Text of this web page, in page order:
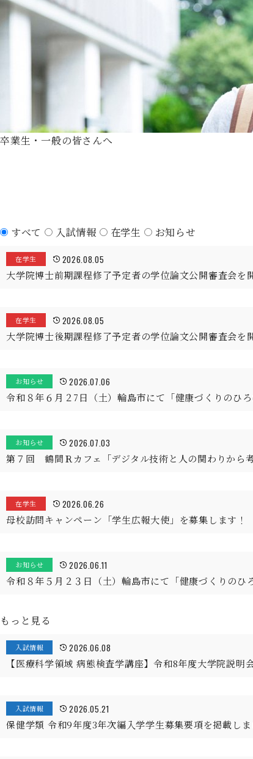
卒業生・一般の皆さんへ
すべて 入試情報 在学生 お知らせ
在学生 2026.08.05
大学院博士前期課程修了予定者の学位論文公開審査会を
在学生 2026.08.05
大学院博士後期課程修了予定者の学位論文公開審査会を
お知らせ 2026.07.06
令和８年６月２7日（土）輪島市にて「健康づくりのひ
お知らせ 2026.07.03
第７回 鶴間Ｒカフェ「デジタル技術と人の関わりから
在学生 2026.06.26
母校訪問キャンペーン「学生広報大使」を募集します！
お知らせ 2026.06.11
令和８年５月２３日（土）輪島市にて「健康づくりのひ
もっと見る
入試情報 2026.06.08
【医療科学領域 病態検査学講座】令和8年度大学院説明
入試情報 2026.05.21
保健学類 令和9年度3年次編入学学生募集要項を掲載しま